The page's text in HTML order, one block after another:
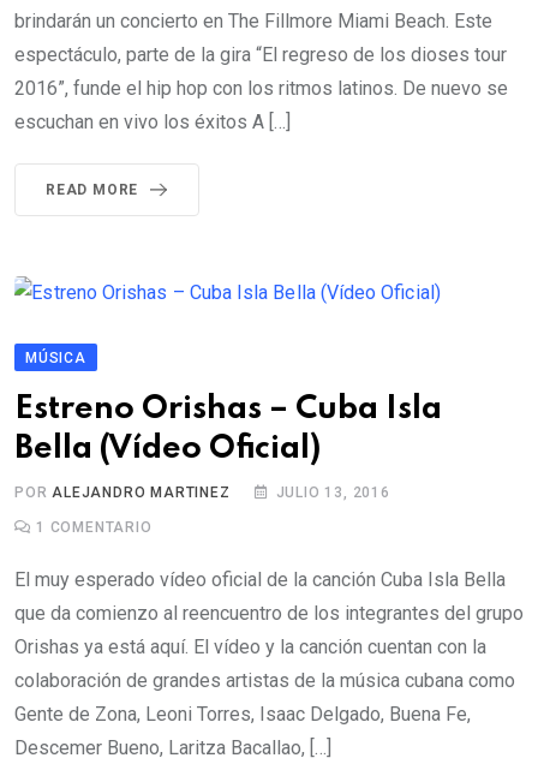
brindarán un concierto en The Fillmore Miami Beach. Este
espectáculo, parte de la gira “El regreso de los dioses tour
2016”, funde el hip hop con los ritmos latinos. De nuevo se
escuchan en vivo los éxitos A […]
READ MORE
MÚSICA
Estreno Orishas – Cuba Isla
Bella (Vídeo Oficial)
PORALEJANDRO MARTINEZ JULIO 13, 2016
1 COMENTARIO
El muy esperado vídeo oficial de la canción Cuba Isla Bella
que da comienzo al reencuentro de los integrantes del grupo
Orishas ya está aquí. El vídeo y la canción cuentan con la
colaboración de grandes artistas de la música cubana como
Gente de Zona, Leoni Torres, Isaac Delgado, Buena Fe,
Descemer Bueno, Laritza Bacallao, […]